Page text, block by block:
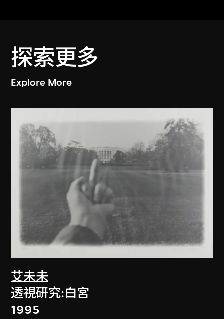
探索更多
Explore More
艾未未
透視研究:白宮
1995